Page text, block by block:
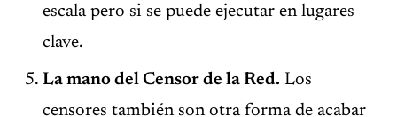
escala pero si se puede ejecutar en lugares
clave.
La mano del Censor de la Red. Los
censores también son otra forma de acabar